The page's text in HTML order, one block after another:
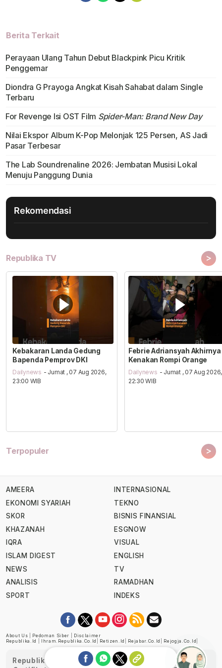
Berita Terkait
Perayaan Ulang Tahun Debut Blackpink Picu Kritik
Penggemar
Diondra G Prayoga Angkat Kisah Sahabat dalam Single
Terbaru
For Revenge Isi OST Film Spider-Man: Brand New Day
Nilai Ekspor Album K-Pop Melonjak 125 Persen, AS Jadi
Pasar Terbesar
The Lab Soundrenaline 2026: Jembatan Musisi Lokal
Menuju Panggung Dunia
Rekomendasi
Republika TV >
Kebakaran Landa Gedung
Bapenda Pemprov DKI
Dailynews - Jumat , 07 Aug 2026,
23:00 WIB
Febrie Adriansyah Akhirnya
Kenakan Rompi Orange
Dailynews - Jumat , 07 Aug 2026,
22:30 WIB
Terpopuler >
AMEERA
EKONOMI SYARIAH
SKOR
KHAZANAH
IQRA
ISLAM DIGEST
NEWS
ANALISIS
SPORT
INTERNASIONAL
TEKNO
BISNIS FINANSIAL
ESGNOW
VISUAL
ENGLISH
TV
RAMADHAN
INDEKS
About Us Pedoman Siber
Disclaimer
Republika.id
Ihram.republika.co.id Retizen.id Rejabar.co.id Rejogja.co.id
Republika telah diverifikasi oleh Dewan Pers